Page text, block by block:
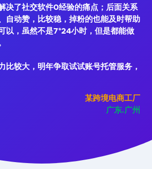
决了社交软件0经验的痛点；后面关系
自动赞，比较稳，掉粉的也能及时帮助
以，虽然不是7*24小时，但是都能做
比较大，明年争取试试账号托管服务，
某跨境电商工厂
广东.广州